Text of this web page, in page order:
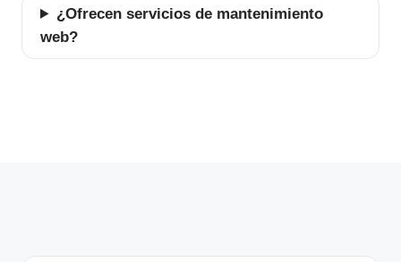
¿Ofrecen servicios de mantenimiento
web?